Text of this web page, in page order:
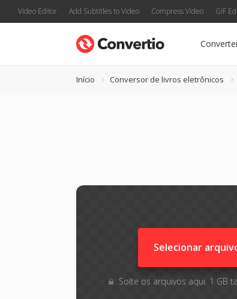
Video Editor Add Subtitles to Video Compress Video GIF
Início Conversor de livros eletrônicos
Selecionar
Solte os arquivos aqui. 1 GB